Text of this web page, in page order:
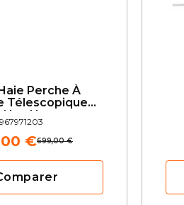
Perche À
Télescopique
- Husqvarna
967971203
699,00 €
€